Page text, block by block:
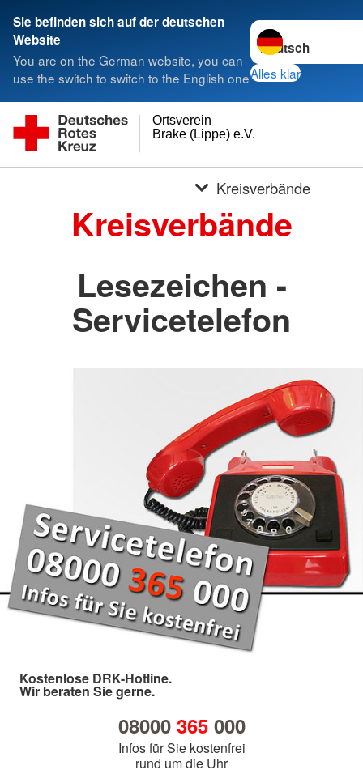
Sie befinden sich auf der deutschen
Website
You are on the German website, you can
use the switch to switch to the English one
Sprache wechseln
Alles klar
Brake (Lippe) e.V.
Ortsverein
Kreisverbände
Kreisverbände
Lesezeichen -
Servicetelefon
Kostenlose DRK-Hotline.
Wir beraten Sie gerne.
08000 365000
Infos für Sie kostenfrei
rund um die Uhr